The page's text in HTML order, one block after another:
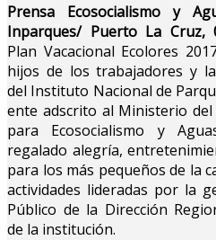
Prensa Ecosocialismo y
Inparques/ Puerto La Cruz,
Plan Vacacional Ecolores
hijos de los trabajadores y
del Instituto Nacional de
ente adscrito al Ministerio
para Ecosocialismo y
regalado alegría,
para los más pequeños de la
actividades lideradas por la
Público de la Dirección
de la institución.